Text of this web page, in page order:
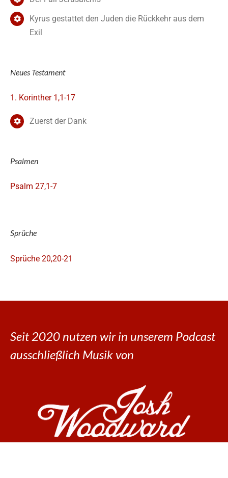
Kyrus gestattet den Juden die Rückkehr aus dem
Exil
Neues Testament
1. Korinther 1,1-17
Zuerst der Dank
Psalmen
Psalm 27,1-7
Sprüche
Sprüche 20,20-21
Seit 2020 nutzen wir in unserem Podcast
ausschließlich Musik von